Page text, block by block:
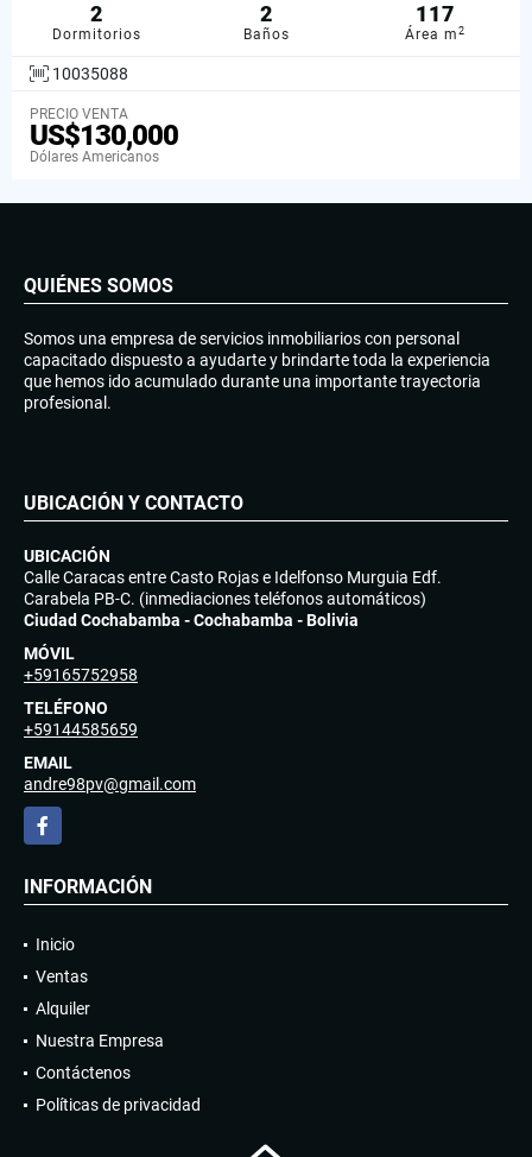
2
Dormitorios
2
Baños
117
Área m2
10035088
PRECIO VENTA
US$130,000
Dólares Americanos
QUIÉNES SOMOS
Somos una empresa de servicios inmobiliarios con personal
capacitado dispuesto a ayudarte y brindarte toda la experiencia
que hemos ido acumulado durante una importante trayectoria
profesional.
UBICACIÓN Y CONTACTO
UBICACIÓN
Calle Caracas entre Casto Rojas e Idelfonso Murguia Edf.
Carabela PB-C. (inmediaciones teléfonos automáticos)
Ciudad Cochabamba - Cochabamba - Bolivia
MÓVIL
+59165752958
TELÉFONO
+59144585659
EMAIL
andre98pv@gmail.com
Facebook
INFORMACIÓN
Inicio
Ventas
Alquiler
Nuestra Empresa
Contáctenos
Políticas de privacidad